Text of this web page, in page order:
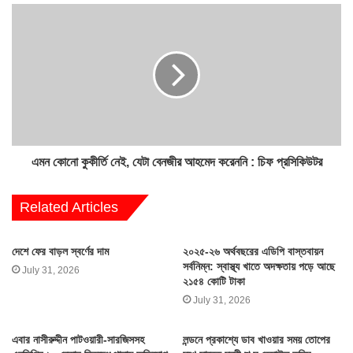
সরকার তাকে বাংলাদেশে ফেরত দেবে। তিনি ফেরত
আসা সাপেক্ষে আমাদের এখানের চলমান মামলাগুলোতে
তাকে আদালতে আনা হবে।’
জিজ্ঞাসাবাদের জন্য তাকে রিমান্ডে নেওয়ার আবেদন
করবেন ট্রাইব্যুনাল।
এমন কোনো কুকীর্তি নেই, যেটা বেনজীর আহমেদ করেননি : চিফ প্রসিকিউটর
Related Articles
দেশে ফের বাড়ল স্বর্ণের দাম
July 31, 2026
২০২৫-২৬ অর্থবছরের এডিপি বাস্তবায়ন
সর্বনিম্ন: স্বাস্থ্য খাতে অদক্ষতায় পড়ে আছে
২১৫৪ কোটি টাকা
July 31, 2026
এবার নাসীরুদ্দীন পাটওয়ারী-সারজিসসহ
লন্ডনে প্রকাশ্যে ডাব খাওয়ার সময় তোপের